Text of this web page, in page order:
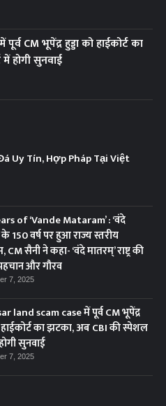
CM भूपेंद्र हुड्डा को हाईकोर्ट का
होगी सुनवाई
Uy Tín, Hợp Pháp Tại Việt
of ‘Vande Mataram’ : ‘वंदे
के 150 वर्ष पर हुआ राज्य स्तरीय
CM सैनी ने कहा- ‘वंदे मातरम्’ राष्ट्र की
और गौरव
7, 2025
land scam case में पूर्व CM भूपेंद्र
हाईकोर्ट का झटका, अब CBI की स्पेशल
सुनवाई
7, 2025